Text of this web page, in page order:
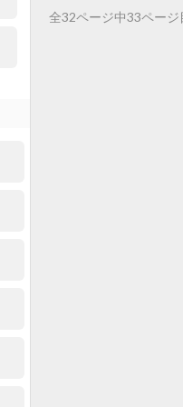
全32ページ中33ページ